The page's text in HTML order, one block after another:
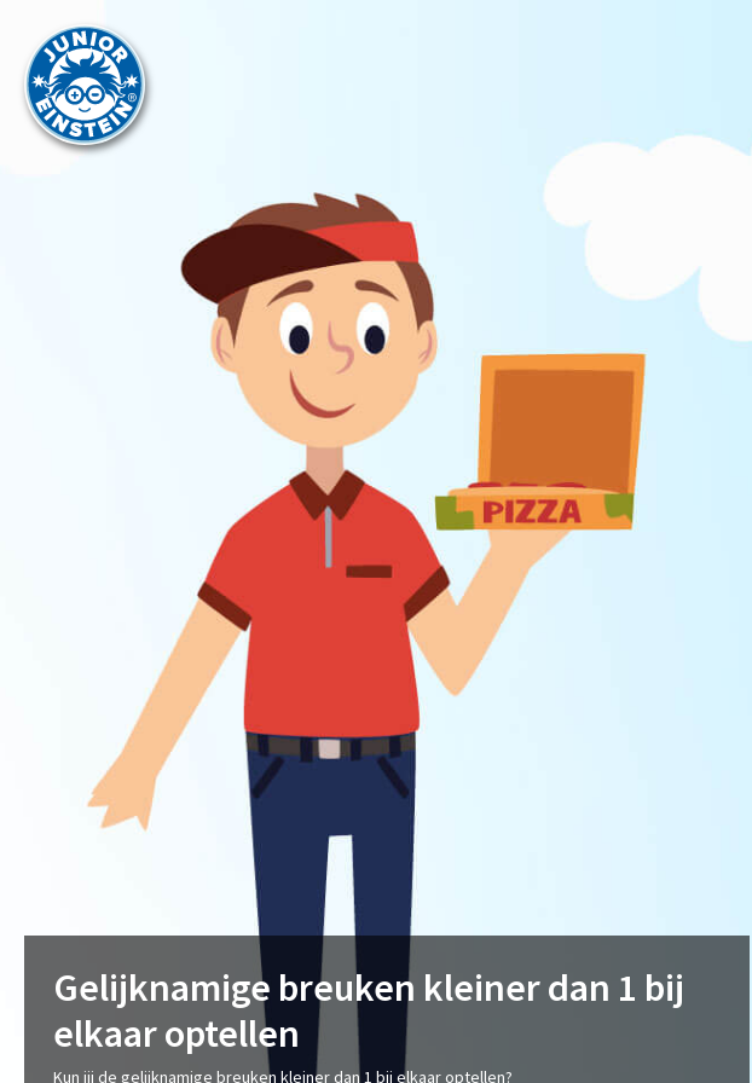
Gelijknamige breuken kleiner dan 1 bij
elkaar optellen
Kun jij de gelijknamige breuken kleiner dan 1 bij elkaar optellen?